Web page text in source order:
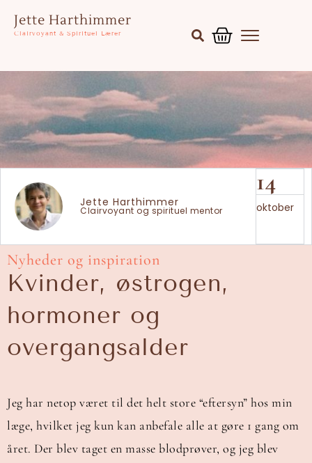
indholdet
Jette Harthimmer
Clairvoyant & Spirituel Lærer
Jette Harthimmer
Clairvoyant og spirituel mentor
14
oktober
Nyheder og inspiration
Kvinder, østrogen,
hormoner og
overgangsalder
Jeg har netop været til det helt store “eftersyn” hos min
læge, hvilket jeg kun kan anbefale alle at gøre 1 gang om
året. Der blev taget en masse blodprøver, og jeg blev